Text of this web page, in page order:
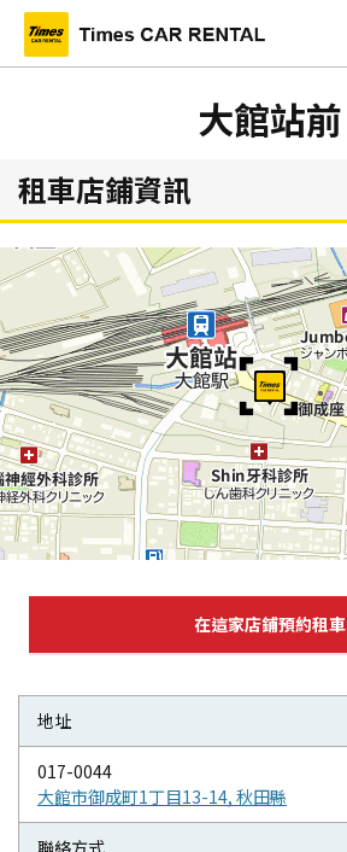
大館站前
租車店鋪資訊
在這家店鋪預約租車
地址
017-0044
大館市御成町1丁目13-14, 秋田縣
聯絡方式